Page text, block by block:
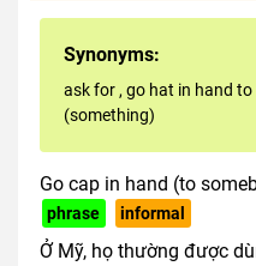
Synonyms:
ask for , go hat in hand to
(something)
Go cap in hand (to
phrase
informal
Ở Mỹ, họ thường được